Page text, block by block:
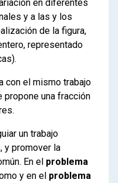
en diferentes
y a las y los
de la figura,
representado
con el mismo trabajo
propone una fracción
un trabajo
y promover la
En el problema
y en el problema